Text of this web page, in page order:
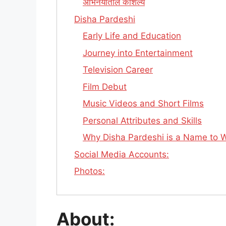
अभिनयातील कौशल्य
Disha Pardeshi
Early Life and Education
Journey into Entertainment
Television Career
Film Debut
Music Videos and Short Films
Personal Attributes and Skills
Why Disha Pardeshi is a Name to
Social Media Accounts:
Photos:
About: